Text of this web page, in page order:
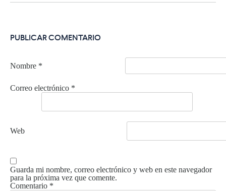
PUBLICAR COMENTARIO
Nombre *
Correo electrónico *
Web
Guarda mi nombre, correo electrónico y web en este navegador
para la próxima vez que comente.
Comentario *